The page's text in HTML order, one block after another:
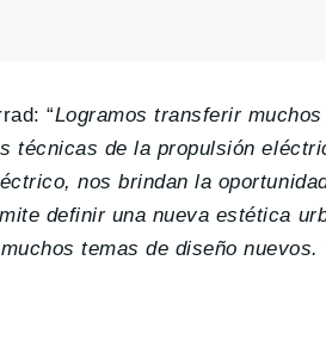
“Logramos transferir
técnicas de la propulsión
nos brindan la
definir una nueva estética
temas de diseño nuevos.